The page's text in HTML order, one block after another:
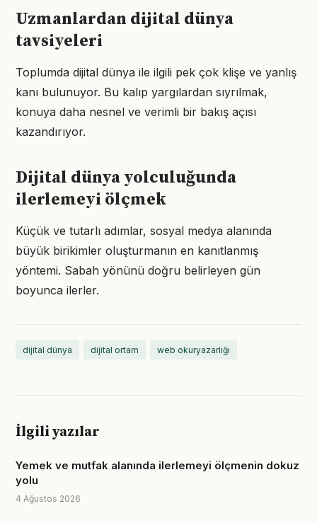
Uzmanlardan dijital dünya
tavsiyeleri
Toplumda dijital dünya ile ilgili pek çok klişe ve yanlış
kanı bulunuyor. Bu kalıp yargılardan sıyrılmak,
konuya daha nesnel ve verimli bir bakış açısı
kazandırıyor.
Dijital dünya yolculuğunda
ilerlemeyi ölçmek
Küçük ve tutarlı adımlar, sosyal medya alanında
büyük birikimler oluşturmanın en kanıtlanmış
yöntemi. Sabah yönünü doğru belirleyen gün
boyunca ilerler.
dijital dünya dijital ortam web okuryazarlığı
İlgili yazılar
Yemek ve mutfak alanında ilerlemeyi ölçmenin dokuz
yolu
4 Ağustos 2026